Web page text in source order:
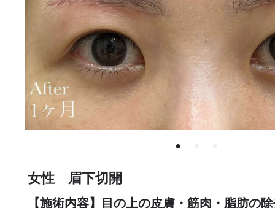
女性 眉下切開
【施術内容】目の上の皮膚・筋肉・脂肪の